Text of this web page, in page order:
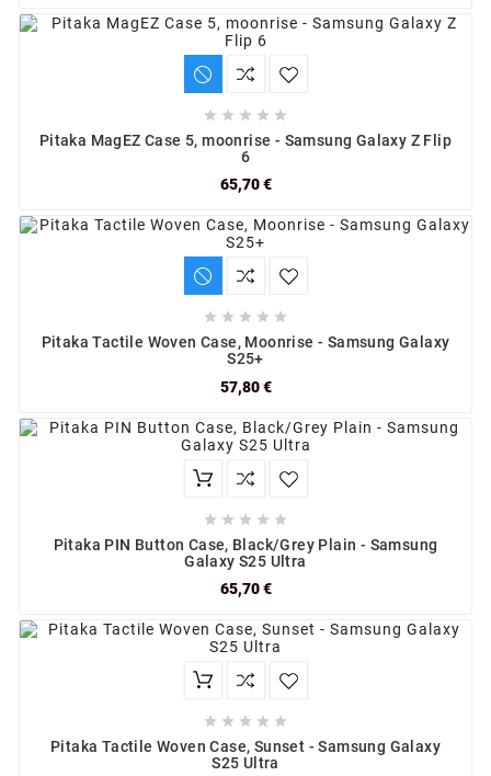
    
Pitaka MagEZ Case 5, moonrise - Samsung Galaxy Z Flip
6
65,70 €
    
Pitaka Tactile Woven Case, Moonrise - Samsung Galaxy
S25+
57,80 €
    
Pitaka PIN Button Case, Black/Grey Plain - Samsung
Galaxy S25 Ultra
65,70 €
    
Pitaka Tactile Woven Case, Sunset - Samsung Galaxy
S25 Ultra